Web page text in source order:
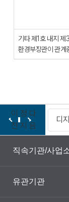
기타 제1호 내지
환경부장관이 관계
이
전
정
지
다
음
디
직속기관/사업
유관기관